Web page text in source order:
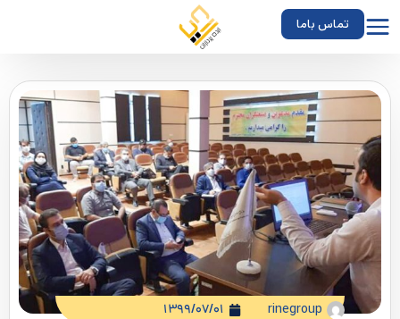
تماس باما
rinegroup ۱۳۹۹/۰۷/۰۱